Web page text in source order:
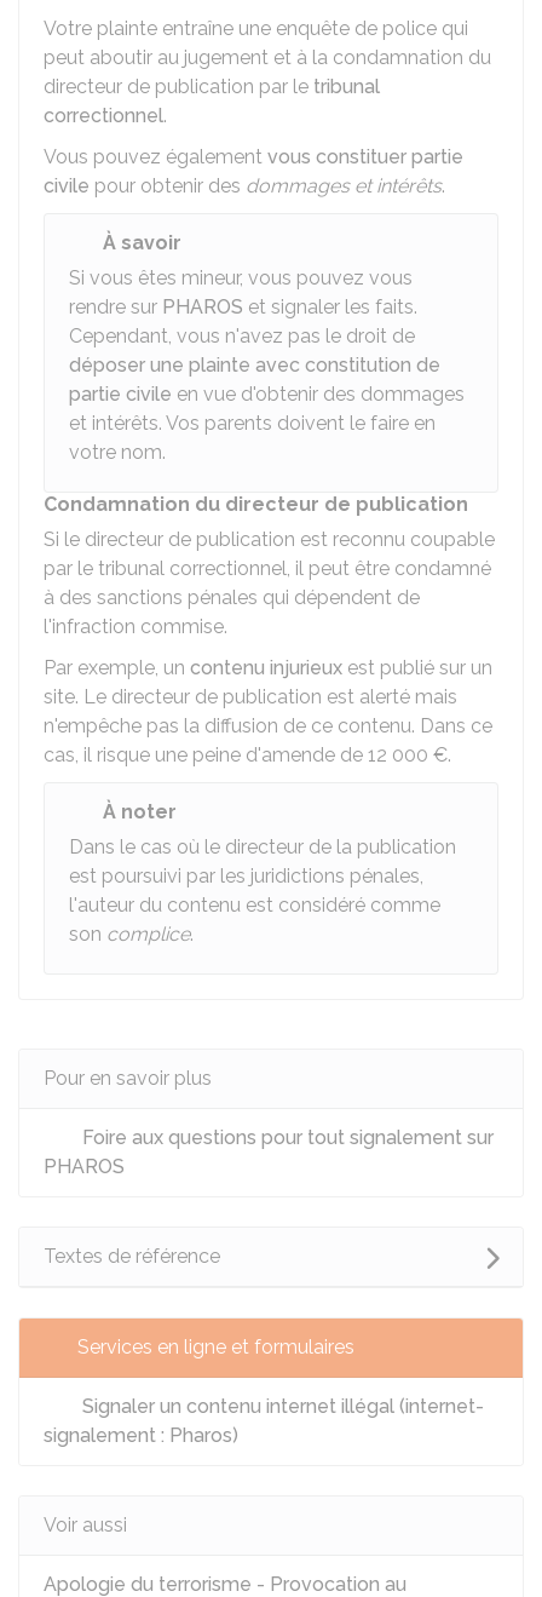
Votre plainte entraîne une enquête de police qui
peut aboutir au jugement et à la condamnation du
directeur de publication par le tribunal
correctionnel.
Vous pouvez également vous constituer partie
civile pour obtenir des dommages et intérêts.
À savoir
Si vous êtes mineur, vous pouvez vous
rendre sur PHAROS et signaler les faits.
Cependant, vous n'avez pas le droit de
déposer une plainte avec constitution de
partie civile en vue d'obtenir des dommages
et intérêts. Vos parents doivent le faire en
votre nom.
Condamnation du directeur de publication
Si le directeur de publication est reconnu coupable
par le tribunal correctionnel, il peut être condamné
à des sanctions pénales qui dépendent de
l'infraction commise.
Par exemple, un contenu injurieux est publié sur un
site. Le directeur de publication est alerté mais
n'empêche pas la diffusion de ce contenu. Dans ce
cas, il risque une peine d'amende de 12 000 €.
À noter
Dans le cas où le directeur de la publication
est poursuivi par les juridictions pénales,
l'auteur du contenu est considéré comme
son complice.
Pour en savoir plus
Foire aux questions pour tout signalement sur
PHAROS
Textes de référence
Services en ligne et formulaires
Signaler un contenu internet illégal (internet-
signalement : Pharos)
Voir aussi
Apologie du terrorisme - Provocation au